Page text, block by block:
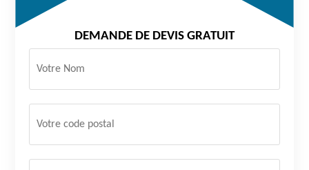
DEMANDE DE DEVIS GRATUIT